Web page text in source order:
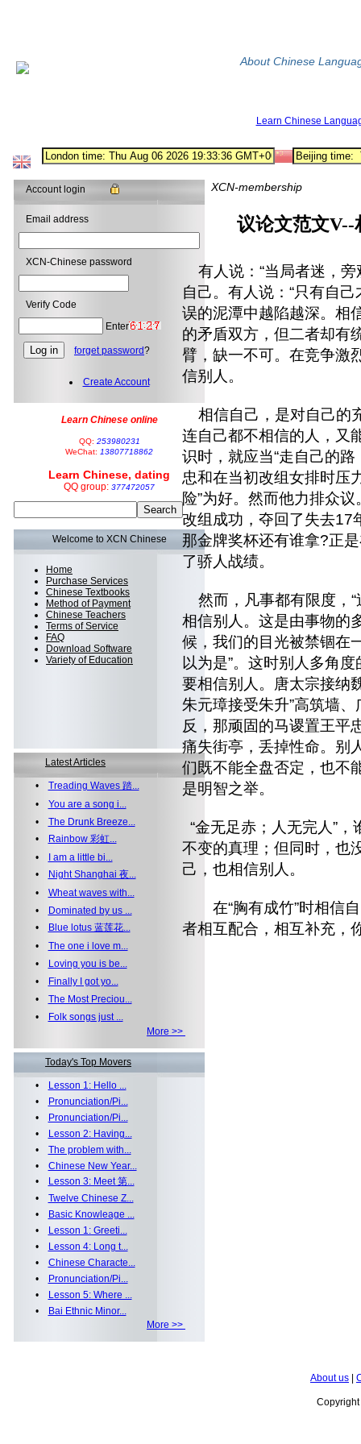
About Chinese
Learn Chinese
Account login
Email address
XCN-Chinese password
Verify Code
Enter
forget password?
Create Account
Learn Chinese online
QQ: 253980231
WeChat: 13807718862
Learn Chinese, dating
QQ group: 377472057
Welcome to XCN Chinese
Home
Purchase Services
Chinese Textbooks
Method of Payment
Chinese Teachers
Terms of Service
FAQ
Download Software
Variety of Education
Latest Articles
• Treading Waves 踏...
• You are a song i...
• The Drunk Breeze...
•
Rainbow 彩虹...
•
I am a little bi...
•
Night Shanghai 夜...
• Wheat waves with...
•
Dominated by us ...
•
Blue lotus 蓝莲花...
• The one i love m...
•
Loving you is be...
•
Finally I got yo...
• The Most Preciou...
•
Folk songs just ...
More >>
Today's Top Movers
•
Lesson 1: Hello ...
•
Pronunciation/Pi...
•
Pronunciation/Pi...
•
Lesson 2: Having...
• The problem with...
• Chinese New Year...
•
Lesson 3: Meet 第...
• Twelve Chinese Z...
•
Basic Knowleage ...
•
Lesson 1: Greeti...
•
Lesson 4: Long t...
• Chinese Characte...
•
Pronunciation/Pi...
•
Lesson 5: Where ...
•
Bai Ethnic Minor...
More >>
XCN-membership
议论文范文V--
有人说：“当局者迷，旁
自己。有人说：“只有自
误的泥潭中越陷越深。相
的矛盾双方，但二者却有
臂，缺一不可。在竞争激
信别人。
相信自己，是对自己的
连自己都不相信的人，又
识时，就应当“走自己的
忠和在当初改组女排时压
险”为好。然而他力排众
改组成功，夺回了失去17
那金牌奖杯还有谁拿?正
了骄人战绩。
然而，凡事都有限度，“
相信别人。这是由事物的
候，我们的目光被禁锢在
以为是”。这时别人多角
要相信别人。唐太宗接纳
朱元璋接受朱升”高筑墙
反，那顽固的马谡置王平
痛失街亭，丢掉性命。别
们既不能全盘否定，也不
是明智之举。
“金无足赤；人无完人”
不变的真理；但同时，也
己，也相信别人。
在“胸有成竹”时相信自
者相互配合，相互补充，
About us